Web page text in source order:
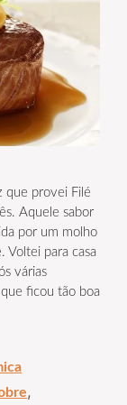
que provei Filé
Aquele sabor
por um molho
Voltei para casa
várias
ficou tão boa
,